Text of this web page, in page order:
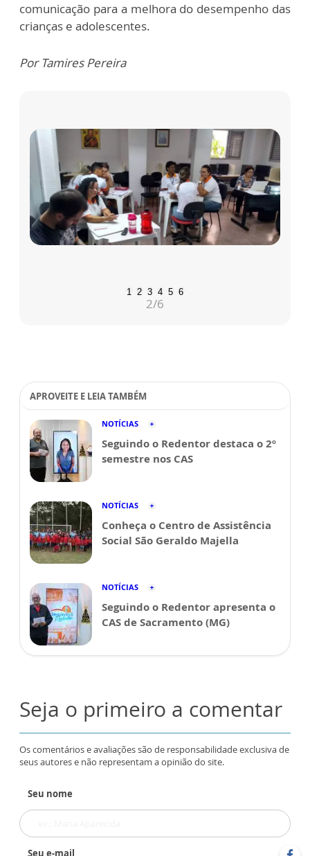
comunicação para a melhora do desempenho das
crianças e adolescentes.
Por Tamires Pereira
1 2 3 4 5 6
2/6
APROVEITE E LEIA TAMBÉM
NOTÍCIAS
Seguindo o Redentor destaca o 2º
semestre nos CAS
NOTÍCIAS
Conheça o Centro de Assistência
Social São Geraldo Majella
NOTÍCIAS
Seguindo o Redentor apresenta o
CAS de Sacramento (MG)
Seja o primeiro a comentar
Os comentários e avaliações são de responsabilidade exclusiva de
seus autores e não representam a opinião do site.
Seu nome
Seu e-mail